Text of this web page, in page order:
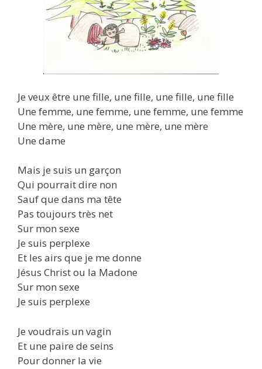
Je veux être une fille, une fille, une fille, une fille
Une femme, une femme, une femme, une femme
Une mère, une mère, une mère, une mère
Une dame
Mais je suis un garçon
Qui pourrait dire non
Sauf que dans ma tête
Pas toujours très net
Sur mon sexe
Je suis perplexe
Et les airs que je me donne
Jésus Christ ou la Madone
Sur mon sexe
Je suis perplexe
Je voudrais un vagin
Et une paire de seins
Pour donner la vie